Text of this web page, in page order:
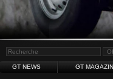
GT NEWS GT